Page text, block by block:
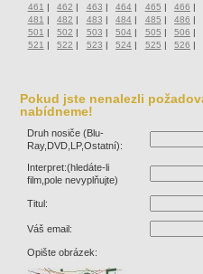
461 | 462 | 463 | 464 | 465 | 466 |
481 | 482 | 483 | 484 | 485 | 486 |
501 | 502 | 503 | 504 | 505 | 506 |
521 | 522 | 523 | 524 | 525 | 526 |
Pokud jste nenalezli
nabídneme!
Druh nosiče (Blu-
Ray,DVD,LP,Ostatní):
Interpret:(hledáte-li
film,pole nevyplňujte)
Titul:
Váš email:
Opište obrázek: